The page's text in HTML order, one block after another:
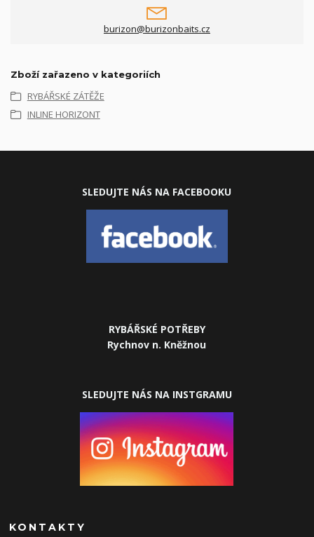
burizon@burizonbaits.cz
Zboží zařazeno v kategoriích
RYBÁŘSKÉ ZÁTĚŽE
INLINE HORIZONT
SLEDUJTE NÁS NA FACEBOOKU
RYBÁŘSKÉ POTŘEBY
Rychnov n. Kněžnou
SLEDUJTE NÁS NA INSTGRAMU
KONTAKTY